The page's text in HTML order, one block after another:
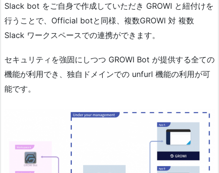
Slack bot をご自身で作成していただき GROWI と紐付けを
行うことで、Official botと同様、複数GROWI 対 複数
Slack ワークスペースでの連携ができます。
セキュリティを強固にしつつ GROWI Bot が提供する全ての
機能が利用でき、独自ドメインでの unfurl 機能の利用が可
能です。